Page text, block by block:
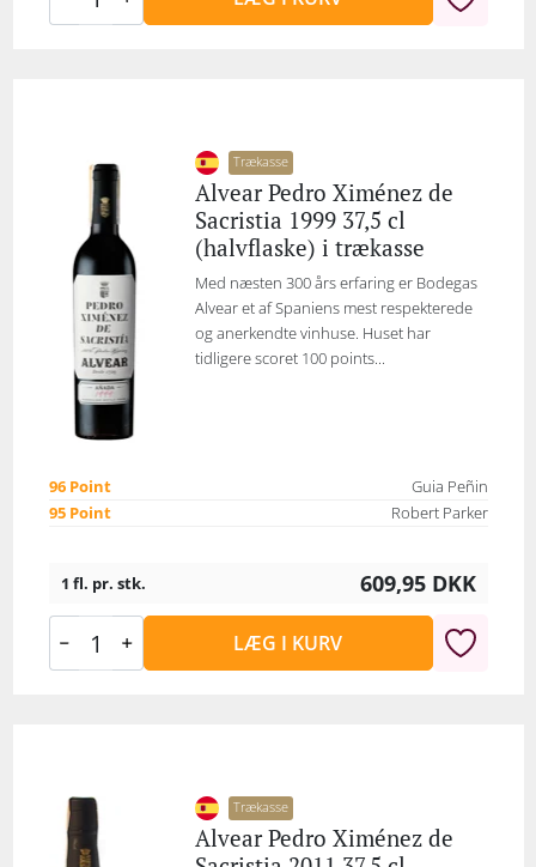
Trækasse
Alvear Pedro Ximénez de
Sacristia 1999 37,5 cl
(halvflaske) i trækasse
Med næsten 300 års erfaring er Bodegas
Alvear et af Spaniens mest respekterede
og anerkendte vinhuse. Huset har
tidligere scoret 100 points...
96 Point
Guia Peñin
95 Point
Robert Parker
1 fl. pr. stk. 609,95 DKK
LÆG I KURV
Trækasse
Alvear Pedro Ximénez de